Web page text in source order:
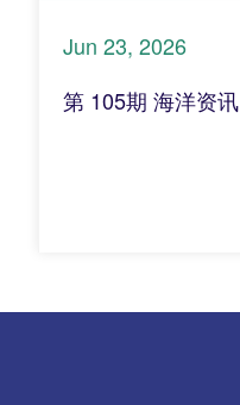
Jun 23, 2026
第 105期 海洋资讯